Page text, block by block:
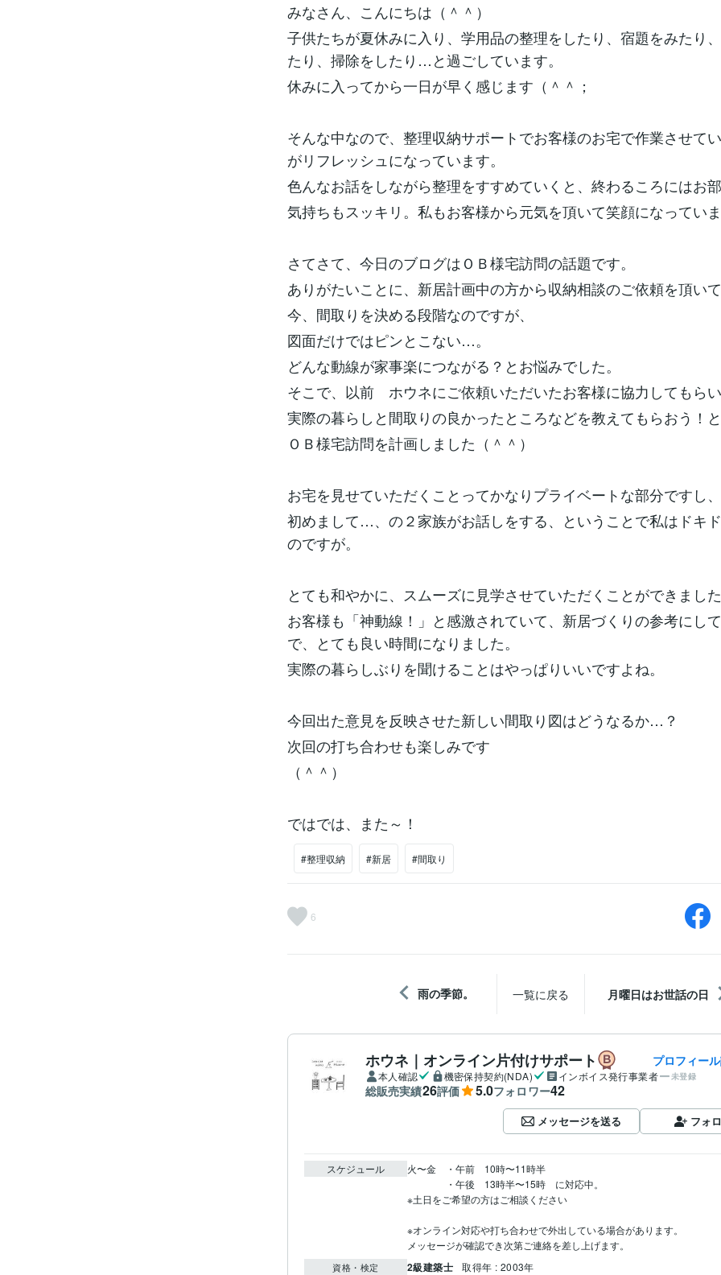
みなさん、こんにちは（＾＾）
子供たちが夏休みに入り、学用品の整理をしたり、宿題をみたり
たり、掃除をしたり…と過ごしています。
休みに入ってから一日が早く感じます（＾＾；
そんな中なので、整理収納サポートでお客様のお宅で作業させて
がリフレッシュになっています。
色んなお話をしながら整理をすすめていくと、終わるころにはお
気持ちもスッキリ。私もお客様から元気を頂いて笑顔になってい
さてさて、今日のブログはＯＢ様宅訪問の話題です。
ありがたいことに、新居計画中の方から収納相談のご依頼を頂い
今、間取りを決める段階なのですが、
図面だけではピンとこない…。
どんな動線が家事楽につながる？とお悩みでした。
そこで、以前 ホウネにご依頼いただいたお客様に協力してもら
実際の暮らしと間取りの良かったところなどを教えてもらおう！と
ＯＢ様宅訪問を計画しました（＾＾）
お宅を見せていただくことってかなりプライベートな部分ですし、
初めまして…、の２家族がお話しをする、ということで私はドキ
のですが。
とても和やかに、スムーズに見学させていただくことができまし
お客様も「神動線！」と感激されていて、新居づくりの参考にし
で、とても良い時間になりました。
実際の暮らしぶりを聞けることはやっぱりいいですよね。
今回出た意見を反映させた新しい間取り図はどうなるか…？
次回の打ち合わせも楽しみです
（＾＾）
ではでは、また～！
#整理収納 #新居 #間取り
6
雨の季節。 一覧に戻る 月曜日はお世話の日
ホウネ｜オンライン片付けサポート プロフィー
本人確認 機密保持契約(NDA) インボイス発行事業者 未登録
総販売実績26評価 5.0フォロワー42
メッセージを送る フォ
スケジュール
火〜金　・午前　10時〜11時半
・午後　13時半〜15時　に対応中。
※土日をご希望の方はご相談ください
※オンライン対応や打ち合わせで外出している場合があります。
メッセージが確認でき次第ご連絡を差し上げます。
資格・検定 2級建築士 取得年 : 2003年